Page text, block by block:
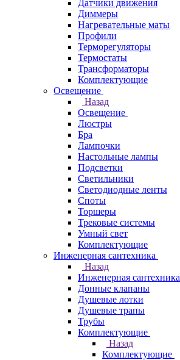
Датчики движения
Диммеры
Нагревательные маты
Профили
Терморегуляторы
Термостаты
Трансформаторы
Комплектующие
Освещение
Назад
Освещение
Люстры
Бра
Лампочки
Настольные лампы
Подсветки
Светильники
Светодиодные ленты
Споты
Торшеры
Трековые системы
Умный свет
Комплектующие
Инженерная сантехника
Назад
Инженерная сантехника
Донные клапаны
Душевые лотки
Душевые трапы
Трубы
Комплектующие
Назад
Комплектующие